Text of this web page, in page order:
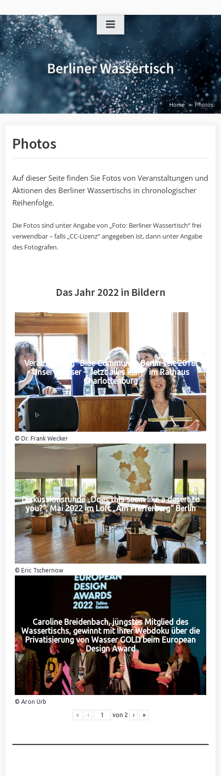
to
content
Home Photos
Photos
Auf dieser Seite finden Sie Fotos von Veranstaltungen und
Aktionen des Berliner Wassertischs in chronologischer
Reihenfolge.
Die Fotos sind unter Angabe von „Foto: Berliner Wassertisch“ frei
verwendbar – falls „CC-Lizenz“ angegeben ist, dann unter Angabe
des Fotografen.
Das Jahr 2022 in Bildern
Veranstaltung "Blue Community Berlin seit 2018:
Unser Wasser – Jetzt alles klar?" im Rathaus
Charlottenburg
© Dr. Frank Wecker
Diskussionsrunde „Does this seem like a desert to
you?“, Mai 2022 im Loft „Am Pfefferberg“ Berlin
© Eric Tschernow
Caroline Breidenbach, jüngstes Mitglied des
Wassertischs, gewinnt mit Ihrer Webdoku über die
Privatisierung von Wasser GOLD beim European
Design Award
© Aron Urb
« ‹ von 2 › »